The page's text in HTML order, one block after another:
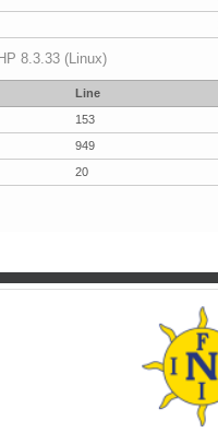
8.3.33 (Linux)
Line
153
949
20